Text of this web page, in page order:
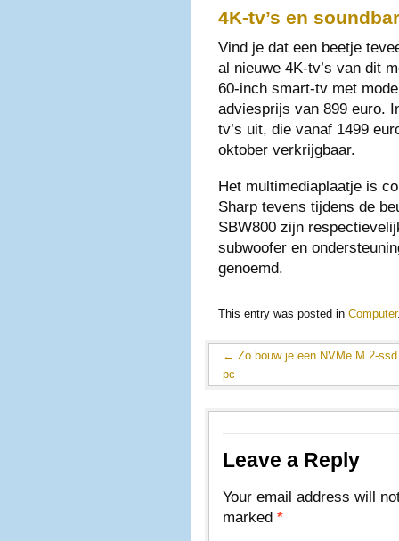
4K-tv’s en
Vind je dat een beetje
al nieuwe 4K-tv’s van dit
60-inch smart-tv met
adviesprijs van 899 euro.
tv’s uit, die vanaf 1499
oktober verkrijgbaar.
Het multimediaplaatje is
Sharp tevens tijdens de
SBW800 zijn
subwoofer en
genoemd.
This entry was posted inComputer
← Zo bouw je een NVMe M.2-
pc
Leave a Reply
Your email address will
marked*